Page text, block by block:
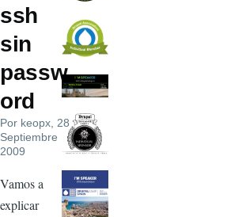
ssh
sin
passw
ord
Por keopx , 28
Septiembre
2009
Vamos a
explicar